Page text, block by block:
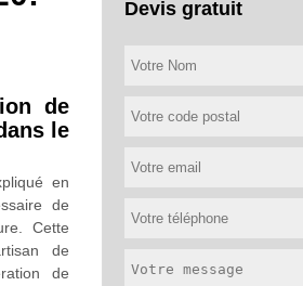
de
le
en
de
Cette
de
de
Devis gratuit